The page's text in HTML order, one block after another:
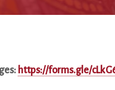
https://forms.gle/